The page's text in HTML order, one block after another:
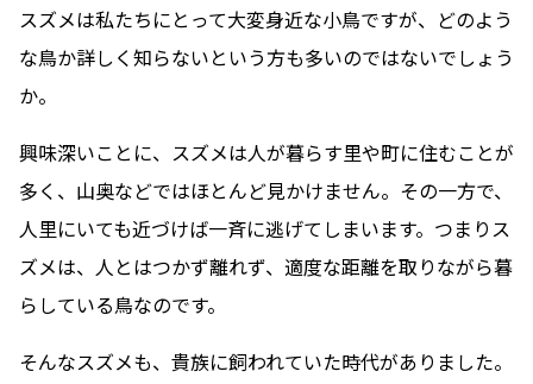
スズメは私たちにとって大変身近な小鳥ですが、どのよう
な鳥か詳しく知らないという方も多いのではないでしょう
か。
興味深いことに、スズメは人が暮らす里や町に住むことが
多く、山奥などではほとんど見かけません。その一方で、
人里にいても近づけば一斉に逃げてしまいます。つまりス
ズメは、人とはつかず離れず、適度な距離を取りながら暮
らしている鳥なのです。
そんなスズメも、貴族に飼われていた時代がありました。